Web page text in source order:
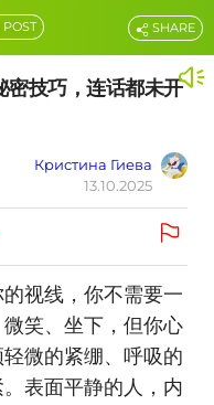
POST
密技巧，连话都未开
Кристина Гиева
13.10.2025
SHARE
视线，你不需要一
笑、坐下，但你心
微的紧绷、呼吸的
表面平静的人，内